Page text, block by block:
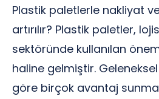
Plastik paletlerle nakliyat
artırılır? Plastik paletler,
sektöründe kullanılan
haline gelmiştir.
göre birçok avantaj